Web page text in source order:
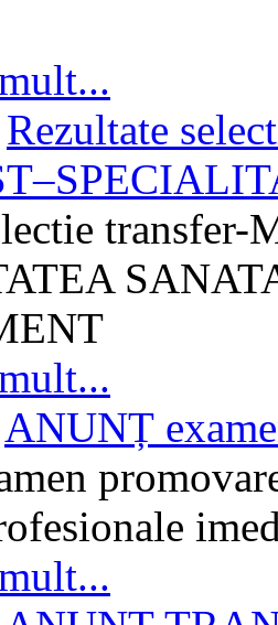
Rezultate
ANUNȚ